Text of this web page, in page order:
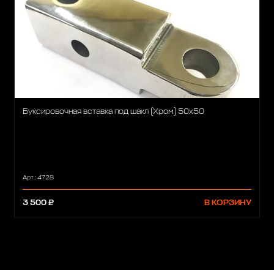
Буксировочная вставка под шакл (Хром) 50х50
Арт.: 4728
3 500 ₽ В КОРЗИНУ